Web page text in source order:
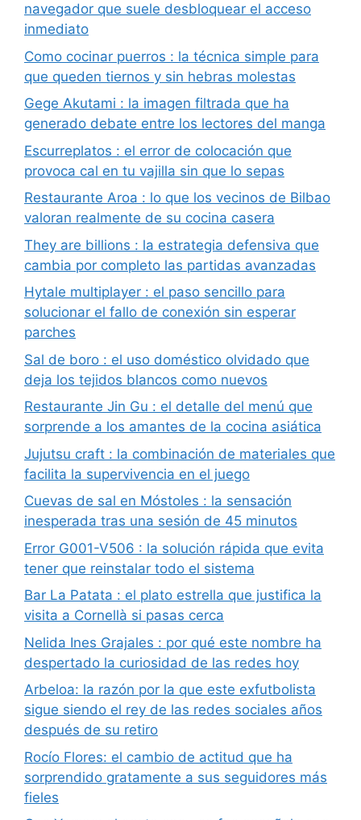
navegador que suele desbloquear el acceso
inmediato
Como cocinar puerros : la técnica simple para
que queden tiernos y sin hebras molestas
Gege Akutami : la imagen filtrada que ha
generado debate entre los lectores del manga
Escurreplatos : el error de colocación que
provoca cal en tu vajilla sin que lo sepas
Restaurante Aroa : lo que los vecinos de Bilbao
valoran realmente de su cocina casera
They are billions : la estrategia defensiva que
cambia por completo las partidas avanzadas
Hytale multiplayer : el paso sencillo para
solucionar el fallo de conexión sin esperar
parches
Sal de boro : el uso doméstico olvidado que
deja los tejidos blancos como nuevos
Restaurante Jin Gu : el detalle del menú que
sorprende a los amantes de la cocina asiática
Jujutsu craft : la combinación de materiales que
facilita la supervivencia en el juego
Cuevas de sal en Móstoles : la sensación
inesperada tras una sesión de 45 minutos
Error G001-V506 : la solución rápida que evita
tener que reinstalar todo el sistema
Bar La Patata : el plato estrella que justifica la
visita a Cornellà si pasas cerca
Nelida Ines Grajales : por qué este nombre ha
despertado la curiosidad de las redes hoy
Arbeloa: la razón por la que este exfutbolista
sigue siendo el rey de las redes sociales años
después de su retiro
Rocío Flores: el cambio de actitud que ha
sorprendido gratamente a sus seguidores más
fieles